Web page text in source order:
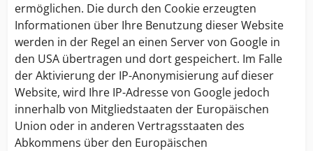
ermöglichen. Die durch den Cookie erzeugten
Informationen über Ihre Benutzung dieser Website
werden in der Regel an einen Server von Google in
den USA übertragen und dort gespeichert. Im Falle
der Aktivierung der IP-Anonymisierung auf dieser
Website, wird Ihre IP-Adresse von Google jedoch
innerhalb von Mitgliedstaaten der Europäischen
Union oder in anderen Vertragsstaaten des
Abkommens über den Europäischen